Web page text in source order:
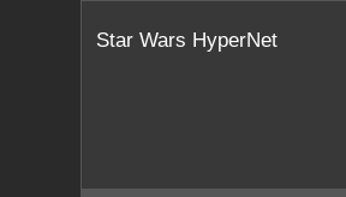
Star Wars HyperNet